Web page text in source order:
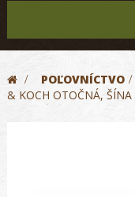
> POĽOVNÍCTVO >
& KOCH OTOČNÁ,